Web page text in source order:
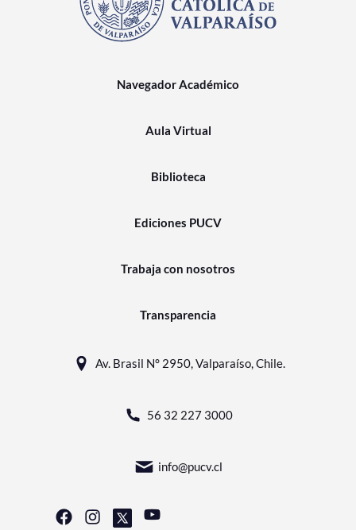
Navegador Académico
Aula Virtual
Biblioteca
Ediciones PUCV
Trabaja con nosotros
Transparencia
Av. Brasil N° 2950, Valparaíso, Chile.
56 32 227 3000
info@pucv.cl